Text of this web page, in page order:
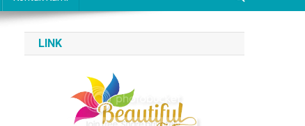
LINK